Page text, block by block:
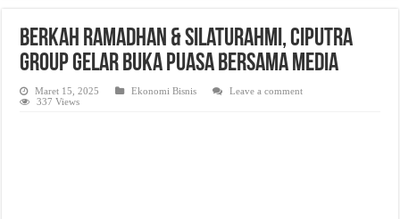
Dibutuhkan Marketing. Lamaran di-email ke redaksi@bisnisnasional.com
Berkah Ramadhan & Silaturahmi, Ciputra
Group Gelar Buka Puasa Bersama Media
Maret 15, 2025 Ekonomi Bisnis
Leave a comment
337 Views